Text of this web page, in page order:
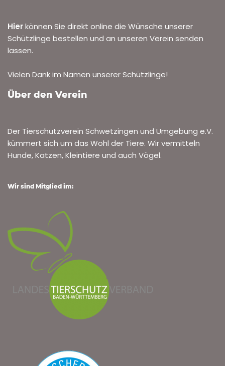
Hierkönnen Sie direkt online die Wünsche unserer
Schützlinge bestellen und an unseren Verein senden
lassen.
Vielen Dank im Namen unserer Schützlinge!
Über den Verein
Der Tierschutzverein Schwetzingen und Umgebung e.V.
kümmert sich um das Wohl der Tiere. Wir vermitteln
Hunde, Katzen, Kleintiere und auch Vögel.
Wir sind Mitglied im: